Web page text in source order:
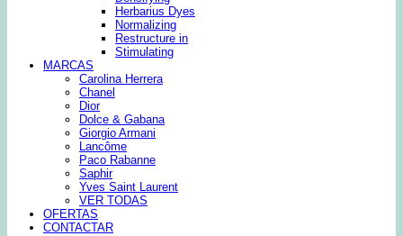
Herbarius Dyes
Normalizing
Restructure in
Stimulating
MARCAS
Carolina Herrera
Chanel
Dior
Dolce & Gabana
Giorgio Armani
Lancôme
Paco Rabanne
Saphir
Yves Saint Laurent
VER TODAS
OFERTAS
CONTACTAR